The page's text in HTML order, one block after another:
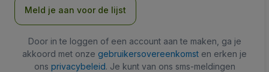
Meld je aan voor de lijst
Door in te loggen of een account aan te maken, ga je
akkoord met onze gebruikersovereenkomst en erken je
ons privacybeleid. Je kunt van ons sms-meldingen